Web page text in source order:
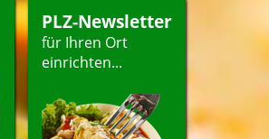
PLZ-Newsletter
für Ihren Ort
einrichten...